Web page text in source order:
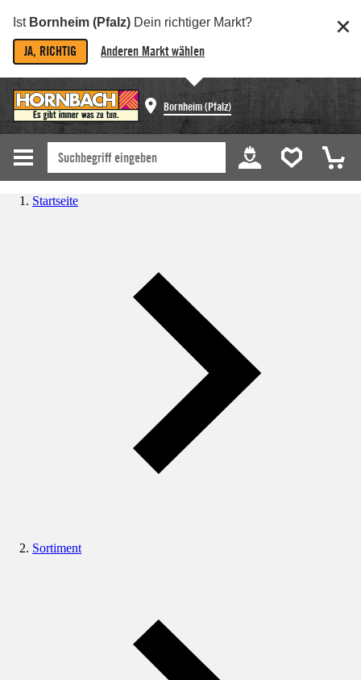
Ist Bornheim (Pfalz) Dein richtiger Markt?
JA, RICHTIG Anderen Markt wählen
Bornheim (Pfalz)
Startseite
Sortiment